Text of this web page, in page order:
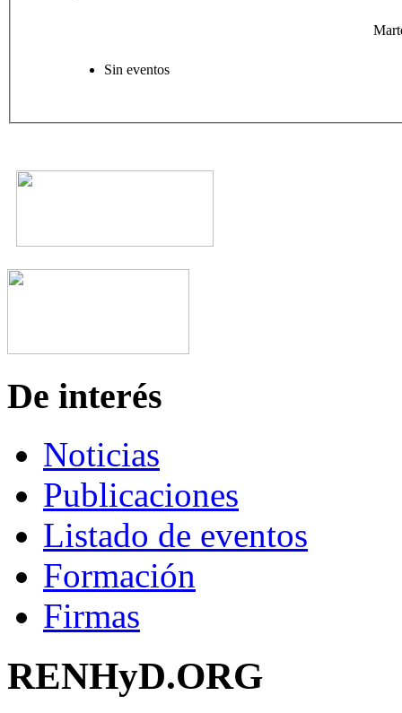
Sin eventos
De interés
Noticias
Publicaciones
Listado de eventos
Formación
Firmas
RENHyD.ORG